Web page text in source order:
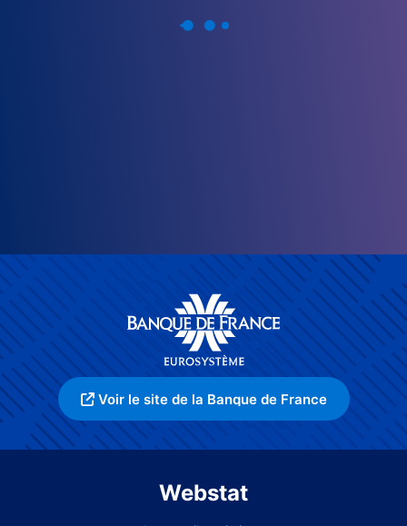
Voir le site de la Banque de France
Webstat